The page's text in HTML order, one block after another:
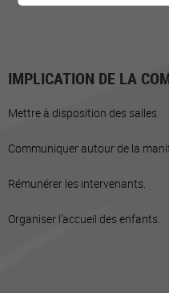
IMPLICATION DE LA
Mettre à disposition des salles.
Communiquer autour de la
Rémunérer les intervenants.
Organiser l’accueil des enfants.